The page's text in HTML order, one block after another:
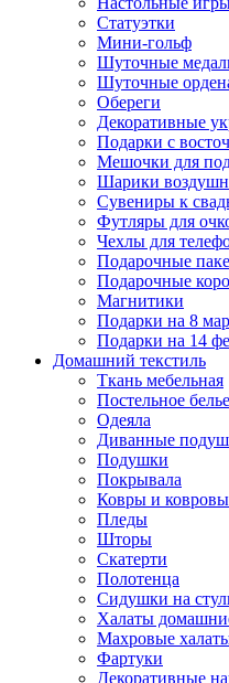
Статуэтки
Мини-гольф
Шуточные
Шуточные
Обереги
Декоративные
Подарки с
Мешочки для
Шарики
Сувениры к
Футляры для
Чехлы для
Подарочные
Подарочные
Магнитики
Подарки на 8
Подарки на 14
Домашний текстиль
Ткань мебельная
Постельное белье
Одеяла
Диванные
Подушки
Покрывала
Ковры и
Пледы
Шторы
Скатерти
Полотенца
Сидушки на
Халаты
Махровые
Фартуки
Декоративные